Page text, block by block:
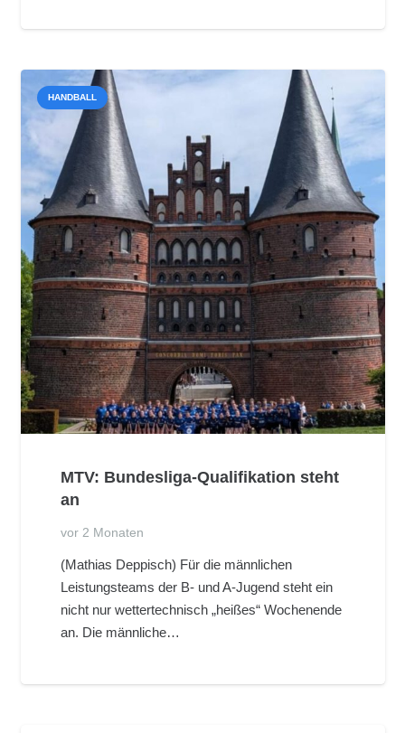
HANDBALL
MTV: Bundesliga-Qualifikation steht
an
vor 2 Monaten
(Mathias Deppisch) Für die männlichen
Leistungsteams der B- und A-Jugend steht ein
nicht nur wettertechnisch „heißes“ Wochenende
an. Die männliche…